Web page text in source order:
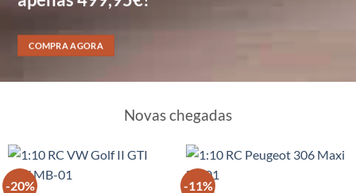
COMPRA AGORA
Novas chegadas
-20% -11%